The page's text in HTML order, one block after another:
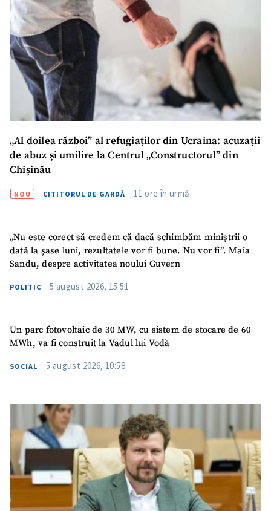
„Al doilea război” al refugiaților din Ucraina: acuzații
de abuz și umilire la Centrul „Constructorul” din
Chișinău
NOU CITITORUL DE GARDĂ 11 ore în urmă
„Nu este corect să credem că dacă schimbăm miniștrii o
dată la șase luni, rezultatele vor fi bune. Nu vor fi”. Maia
Sandu, despre activitatea noului Guvern
POLITIC 5 august 2026, 15:51
Un parc fotovoltaic de 30 MW, cu sistem de stocare de 60
MWh, va fi construit la Vadul lui Vodă
SOCIAL 5 august 2026, 10:58
Telefon
+ Telefon personal
Am citit și sunt de
acord cu
confidențialitate
TRIMITE ȘTIREA